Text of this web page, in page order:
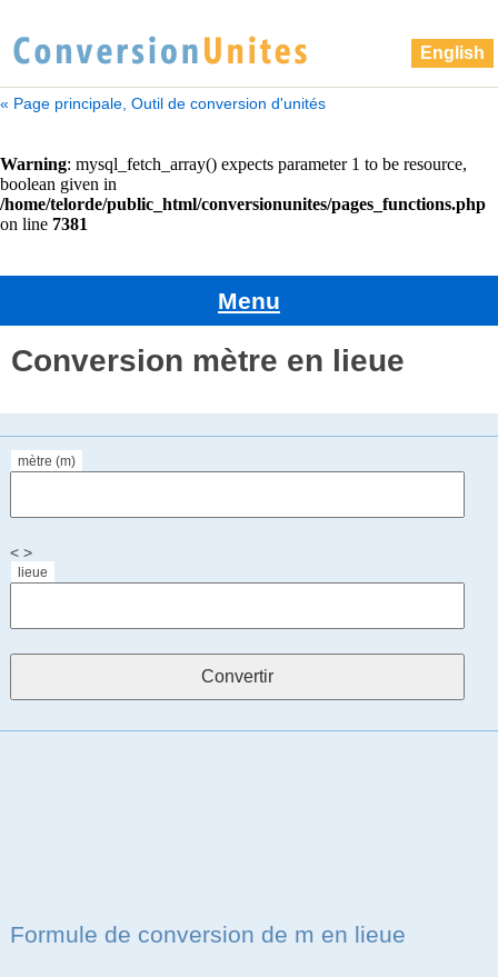
English
« Page principale, Outil de conversion d'unités
Menu
Conversion mètre en lieue
mètre (m)
< >
lieue
Formule de conversion de m en lieue